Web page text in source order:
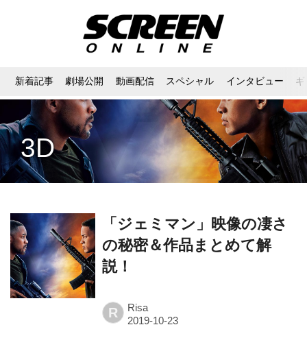
新着記事 劇場公開 動画配信 スペシャル インタビュー
3D
「ジェミマン」映像の凄さ
の秘密＆作品まとめて解
説！
R Risa